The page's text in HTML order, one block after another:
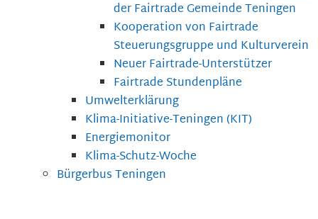
der Fairtrade Gemeinde Teningen
Kooperation von Fairtrade
Steuerungsgruppe und Kulturverein
Neuer Fairtrade-Unterstützer
Fairtrade Stundenpläne
Umwelterklärung
Klima-Initiative-Teningen (KIT)
Energiemonitor
Klima-Schutz-Woche
Bürgerbus Teningen